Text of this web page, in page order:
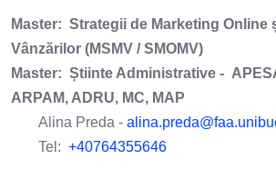
Master: Strategii de Marketing Online
Vânzărilor (MSMV / SMOMV)
Master: Știinte Administrative -
ARPAM, ADRU, MC, MAP
Alina Preda -
Tel: +40764355646